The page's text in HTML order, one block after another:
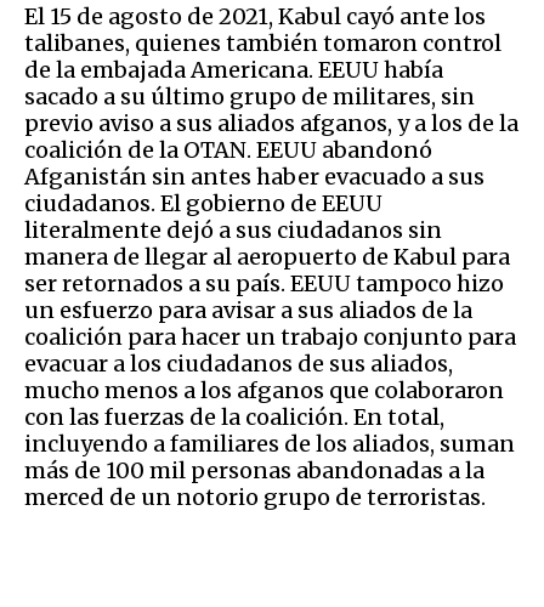
El 15 de agosto de 2021, Kabul cayó ante los
talibanes, quienes también tomaron control
de la embajada Americana. EEUU había
sacado a su último grupo de militares, sin
previo aviso a sus aliados afganos, y a los de la
coalición de la OTAN. EEUU abandonó
Afganistán sin antes haber evacuado a sus
ciudadanos. El gobierno de EEUU
literalmente dejó a sus ciudadanos sin
manera de llegar al aeropuerto de Kabul para
ser retornados a su país. EEUU tampoco hizo
un esfuerzo para avisar a sus aliados de la
coalición para hacer un trabajo conjunto para
evacuar a los ciudadanos de sus aliados,
mucho menos a los afganos que colaboraron
con las fuerzas de la coalición. En total,
incluyendo a familiares de los aliados, suman
más de 100 mil personas abandonadas a la
merced de un notorio grupo de terroristas.